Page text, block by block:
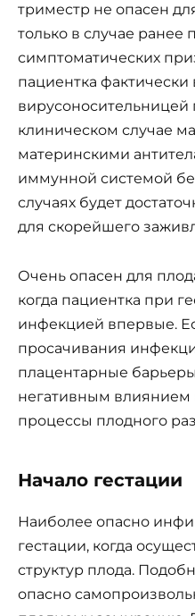
триместр не опасен
только в случае ранее
симптоматических
пациентка фактически
вирусоносительницей
клиническом случае
материнскими
иммунной системой
случаях будет
для скорейшего
Очень опасен для
когда пациентка при
инфекцией впервые.
просачивания
плацентарные
негативным влиянием
процессы плодного
Начало гестации
Наиболее опасно
гестации, когда
структур плода.
опасно